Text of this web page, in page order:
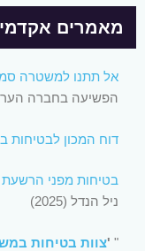
מאמרים
אל תתנו למשטרה
הפשיעה בחברה הערבית)
דוח המכון לבטיחות
בטיחות מפני
ניל הנדל (2025)
"
'צוות בטיחות